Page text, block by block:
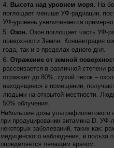
Высота над уровнем моря. На
поглощает меньше УФ-радиации,
УФ-уровень увеличивается
Озон. Озон поглощает часть УФ-
поверхности Земли. Концентрация
года, так и в пределах одного дня.
Отражение от земной
рассеивается в различной степени
отражает до 80%, сухой песок –
находящиеся в помещении,
людьми на открытой местности.
50% облучения.
Небольшие дозы ультрафиолетового
при продуцировании витамина D.
некоторых заболеваний, таких как:
медицинского наблюдения, и польза
определяется лечащим врачом.